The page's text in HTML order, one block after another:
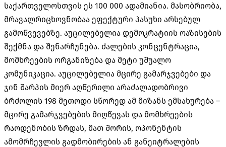
საქართველოსთვის ეს 100 000 ადამიანია. მასობრიობა,
მრავალრიცხოვნობაა ეფექტური პასუხი არსებულ
გამოწვევებზე. აუცილებელია დემოკრატიის ოაზისების
შექმნა და შენარჩუნება. ძალების კონცენტრაცია,
მომხრეების ორგანიზება და მეტი უშუალო
კომუნიკაცია. აუცილებელია მცირე გამარჯვებები და
ჯინ შარპის მიერ აღწერილი არაძალადობრივი
ბრძოლის 198 მეთოდი სწორედ ამ მიზანს ემსახურება –
მცირე გამარჯვებების მიღწევას და მომხრეების
რაოდენობის ზრდას, მათ შორის, ოპონენტის
ამომრჩევლის გადმობირების ან განეიტრალების